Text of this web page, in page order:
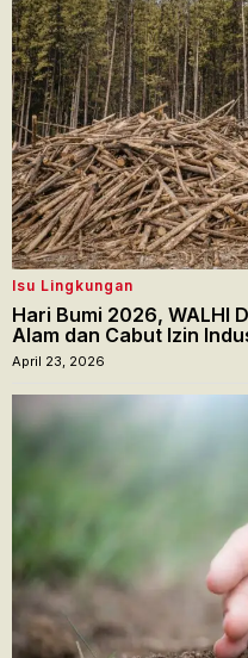
Isu Lingkungan
Hari Bumi 2026, WALHI
Alam dan Cabut Izin
April 23, 2026